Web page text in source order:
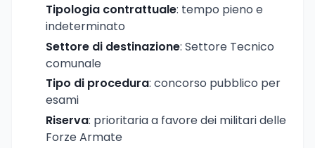
Tipologia contrattuale: tempo pieno e
indeterminato
Settore di destinazione: Settore Tecnico
comunale
Tipo di procedura: concorso pubblico per
esami
Riserva: prioritaria a favore dei militari delle
Forze Armate